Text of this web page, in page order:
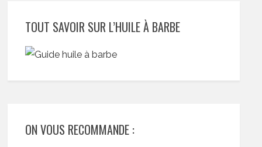
TOUT SAVOIR SUR L’HUILE À BARBE
ON VOUS RECOMMANDE :